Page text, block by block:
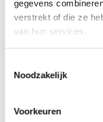
gegevens
verstrekt of die ze
van hun services.
Noodzakelijk
Voorkeuren